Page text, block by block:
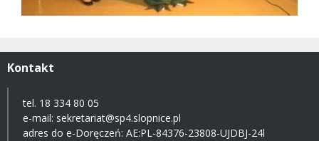
Kontakt
tel. 18 334 80 05
e-mail: sekretariat@sp4.slopnice.pl
adres do e-Doręczeń: AE:PL-84376-23808-UJDBJ-24l